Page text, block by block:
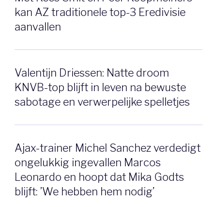
kan AZ traditionele top-3 Eredivisie
aanvallen
Valentijn Driessen: Natte droom
KNVB-top blijft in leven na bewuste
sabotage en verwerpelijke spelletjes
Ajax-trainer Michel Sanchez verdedigt
ongelukkig ingevallen Marcos
Leonardo en hoopt dat Mika Godts
blijft: ’We hebben hem nodig’